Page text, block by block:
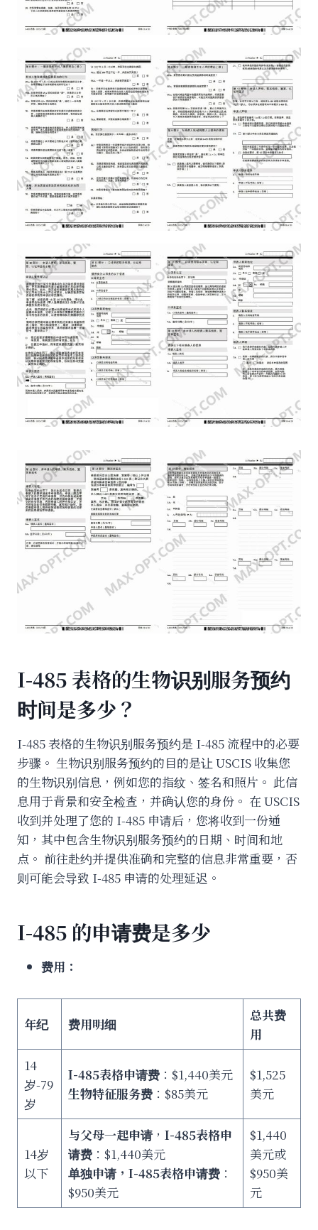
I-485 表格的生物识别服务预约
时间是多少？
I-485 表格的生物识别服务预约是 I-485 流程中的必要
步骤。 生物识别服务预约的目的是让 USCIS 收集您
的生物识别信息，例如您的指纹、签名和照片。 此信
息用于背景和安全检查，并确认您的身份。 在 USCIS
收到并处理了您的 I-485 申请后，您将收到一份通
知，其中包含生物识别服务预约的日期、时间和地
点。 前往赴约并提供准确和完整的信息非常重要，否
则可能会导致 I-485 申请的处理延迟。
I-485 的申请费是多少
费用：
年纪 费用明细
总共费
用
14
岁-79
岁
I-485表格申请费：$1,440美元
生物特征服务费：$85美元
$1,525
美元
14岁
以下
与父母一起申请， I-485表格申
请费：$1,440美元
单独申请，I-485表格申请费：
$950美元
$1,440
美元或
$950美
元